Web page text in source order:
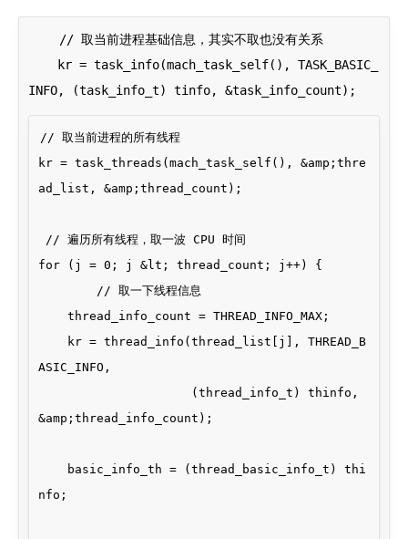
// 取当前进程的所有线程
kr = task_threads(mach_task_self(), &amp;thre
ad_list, &amp;thread_count);
for (j = 0; j &lt; thread_count; j++) {
ASIC_INFO,
&amp;thread_info_count);
nfo;